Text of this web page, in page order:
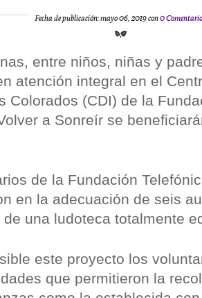
Fecha de publicación: mayo 06, 2019 con0
entre niños, niñas y
atención integral en el
Colorados (CDI) de la
a Sonreír se
de la Fundación
en la adecuación de seis
de una ludoteca totalmente
este proyecto los
que permitieron la